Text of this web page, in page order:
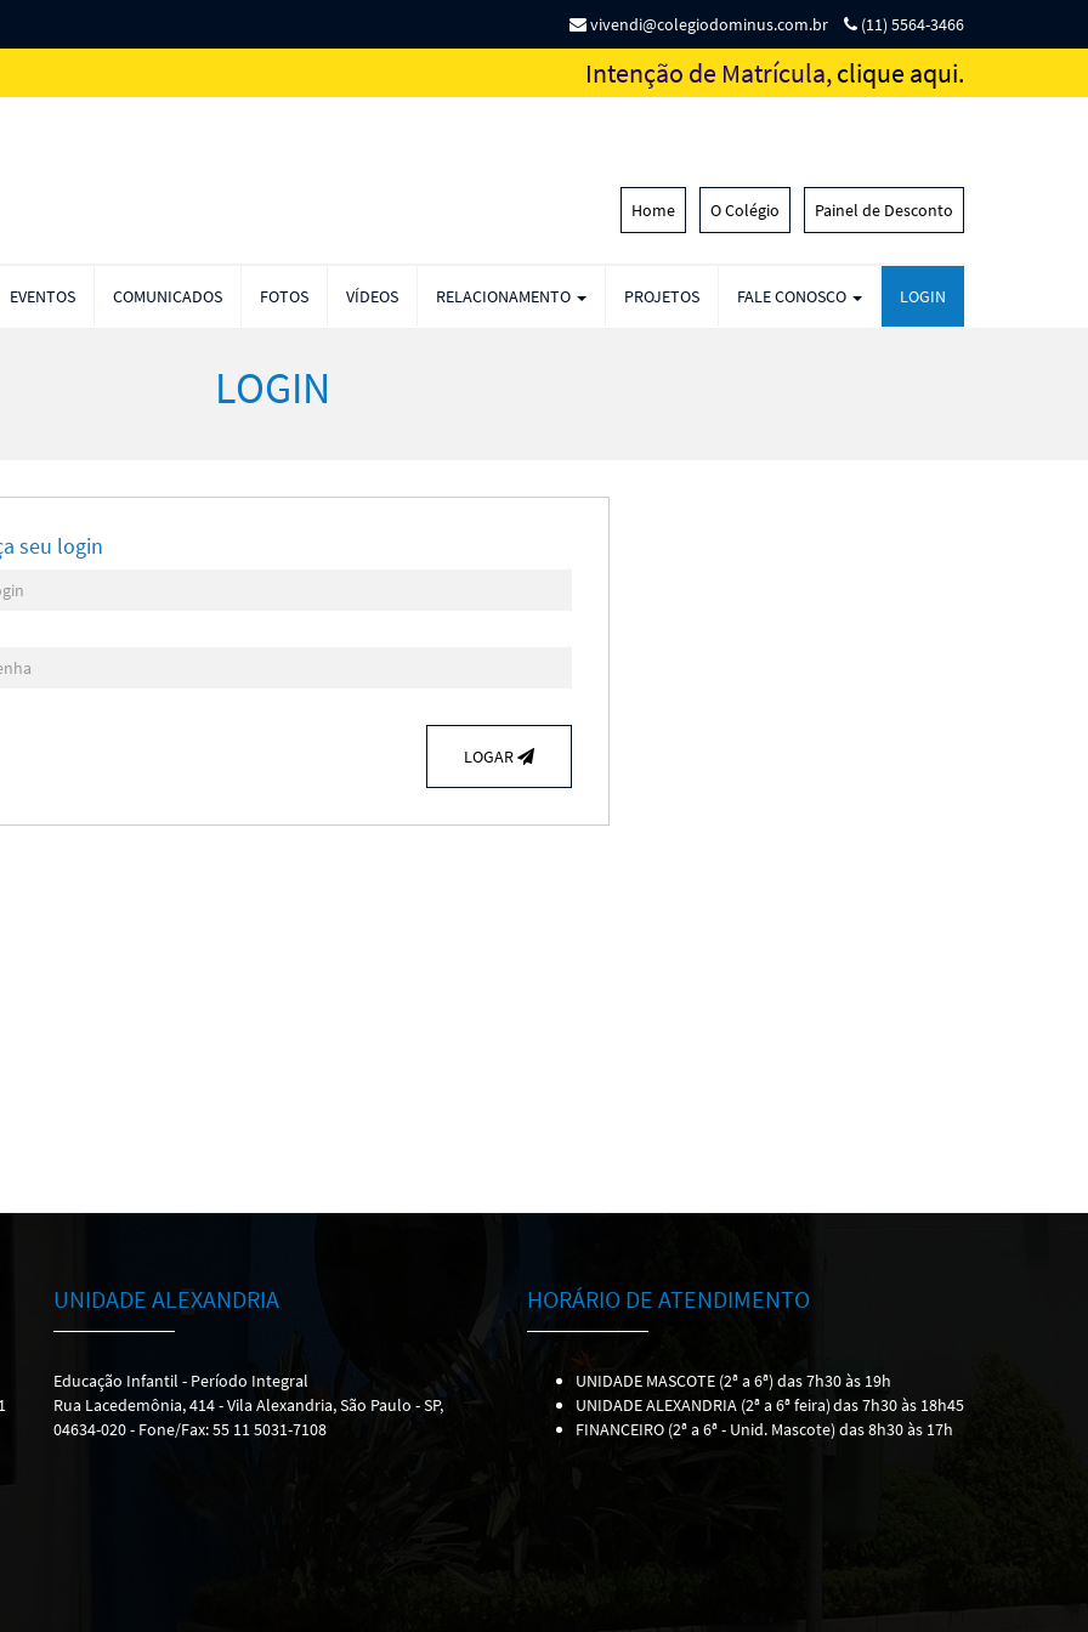
vivendi@colegiodominus.com.br (11) 5564-3466
Intenção de Matrícula,clique aqui.
Home O Colégio Painel de Desconto
EVENTOS COMUNICADOS FOTOS VÍDEOS RELACIONAMENTO PROJETOS FALE CONOSCO LOGIN
LOGIN
seu login
LOGAR
UNIDADE ALEXANDRIA
Educação Infantil - Período Integral
Rua Lacedemônia, 414 - Vila Alexandria, São Paulo - SP,
04634-020 - Fone/Fax: 55 11 5031-7108
HORÁRIO DE ATENDIMENTO
UNIDADE MASCOTE (2ª a 6ª) das 7h30 às 19h
UNIDADE ALEXANDRIA (2ª a 6ª feira)das 7h30 às 18h45
FINANCEIRO (2ª a 6ª - Unid. Mascote) das 8h30 às 17h